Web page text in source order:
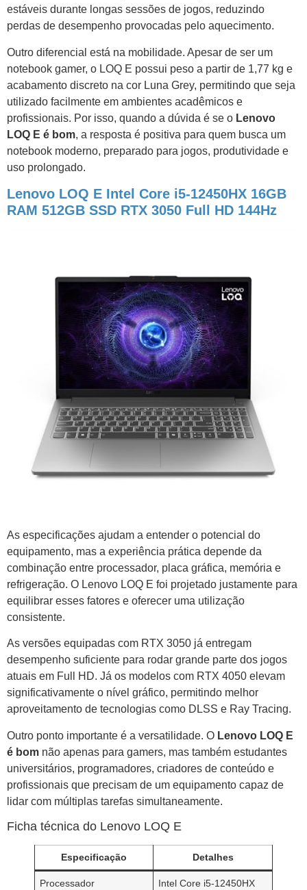
estáveis durante longas sessões de jogos, reduzindo
perdas de desempenho provocadas pelo aquecimento.
Outro diferencial está na mobilidade. Apesar de ser um
notebook gamer, o LOQ E possui peso a partir de 1,77 kg e
acabamento discreto na cor Luna Grey, permitindo que seja
utilizado facilmente em ambientes acadêmicos e
profissionais. Por isso, quando a dúvida é se o Lenovo
LOQ E é bom, a resposta é positiva para quem busca um
notebook moderno, preparado para jogos, produtividade e
uso prolongado.
Lenovo LOQ E Intel Core i5-12450HX 16GB
RAM 512GB SSD RTX 3050 Full HD 144Hz
As especificações ajudam a entender o potencial do
equipamento, mas a experiência prática depende da
combinação entre processador, placa gráfica, memória e
refrigeração. O Lenovo LOQ E foi projetado justamente para
equilibrar esses fatores e oferecer uma utilização
consistente.
As versões equipadas com RTX 3050 já entregam
desempenho suficiente para rodar grande parte dos jogos
atuais em Full HD. Já os modelos com RTX 4050 elevam
significativamente o nível gráfico, permitindo melhor
aproveitamento de tecnologias como DLSS e Ray Tracing.
Outro ponto importante é a versatilidade. O Lenovo LOQ E
é bom não apenas para gamers, mas também estudantes
universitários, programadores, criadores de conteúdo e
profissionais que precisam de um equipamento capaz de
lidar com múltiplas tarefas simultaneamente.
Ficha técnica do Lenovo LOQ E
Especificação Detalhes
Processador Intel Core i5-12450HX